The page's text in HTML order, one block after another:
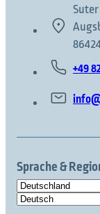
+49
Sprache &